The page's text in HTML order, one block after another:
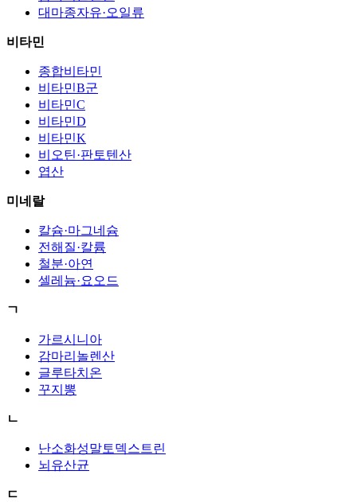
대마종자유·오일류
비타민
종합비타민
비타민B군
비타민C
비타민D
비타민K
비오틴·판토텐산
엽산
미네랄
칼슘·마그네슘
전해질·칼륨
철분·아연
셀레늄·요오드
ㄱ
가르시니아
감마리놀렌산
글루타치온
꾸지뽕
ㄴ
난소화성말토덱스트린
뇌유산균
ㄷ